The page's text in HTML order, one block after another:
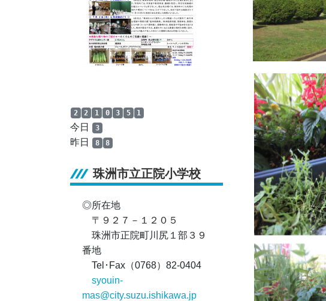
2 2 1 0 3 5 1
今日 3
昨日 8 8
珠洲市立正院小学校
◎所在地
〒９２７－１２０５
珠洲市正院町川尻１部３９
番地
Tel･Fax（0768）82-0404
syouin-
mas@city.suzu.ishikawa.jp